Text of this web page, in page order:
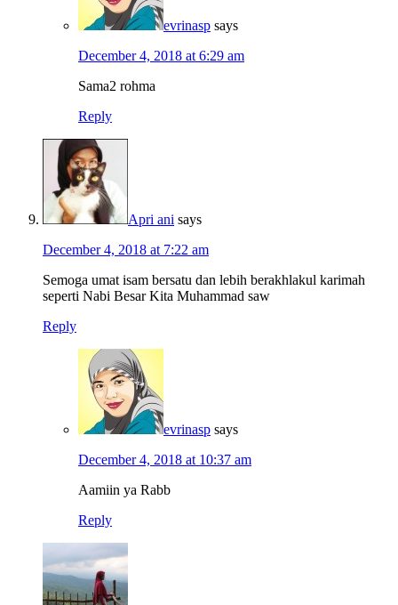
evrinasp says
December 4, 2018 at 6:29 am
Sama2 rohma
Reply
Apri ani says
December 4, 2018 at 7:22 am
Semoga umat isam bersatu dan lebih berakhlakul karimah
seperti Nabi Besar Kita Muhammad saw
Reply
evrinasp says
December 4, 2018 at 10:37 am
Aamiin ya Rabb
Reply